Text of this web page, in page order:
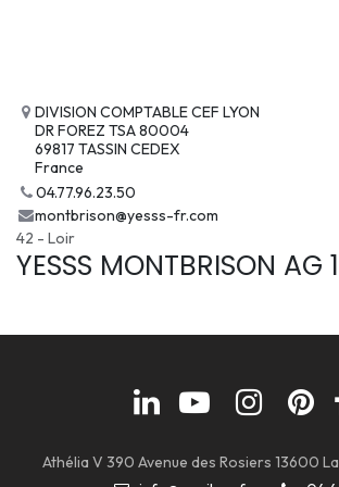
DIVISION COMPTABLE CEF LYON
DR FOREZ TSA 80004
69817 TASSIN CEDEX
France
04.77.96.23.50
montbrison@yesss-fr.com
42 - Loir
YESSS MONTBRISON AG
Athélia V 390 Avenue des Rosiers 13600